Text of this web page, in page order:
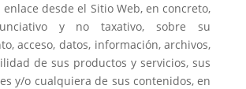
desde el Sitio Web, en concreto,
y no taxativo, sobre su
acceso, datos, información, archivos,
de sus productos y servicios, sus
y/o cualquiera de sus contenidos, en